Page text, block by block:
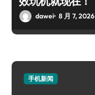
dawei 8 月 7, 2026
手机新闻